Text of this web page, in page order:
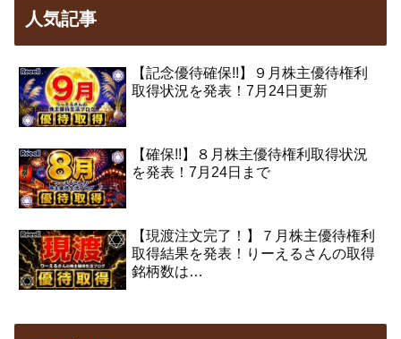
人気記事
【記念優待確保!!】９月株主優待権利
取得状況を発表！7月24日更新
【確保!!】８月株主優待権利取得状況
を発表！7月24日まで
【現渡注文完了！】７月株主優待権利
取得結果を発表！りーえるさんの取得
銘柄数は…